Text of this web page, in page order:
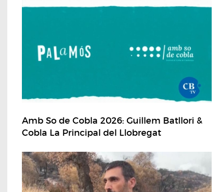
Amb So de Cobla 2026: Guillem Batllori &
Cobla La Principal del Llobregat